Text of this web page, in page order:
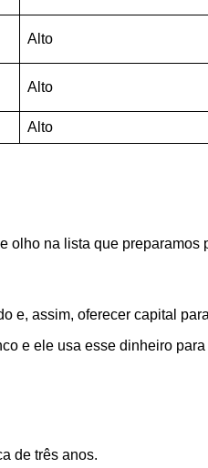
Alto
Alto
Alto
olho na lista que preparamos
e, assim, oferecer capital
e ele usa esse dinheiro
de três anos.